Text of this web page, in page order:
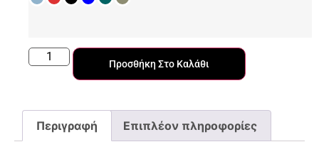
Προσθήκη Στο Καλάθι
Περιγραφή Επιπλέον πληροφορίες